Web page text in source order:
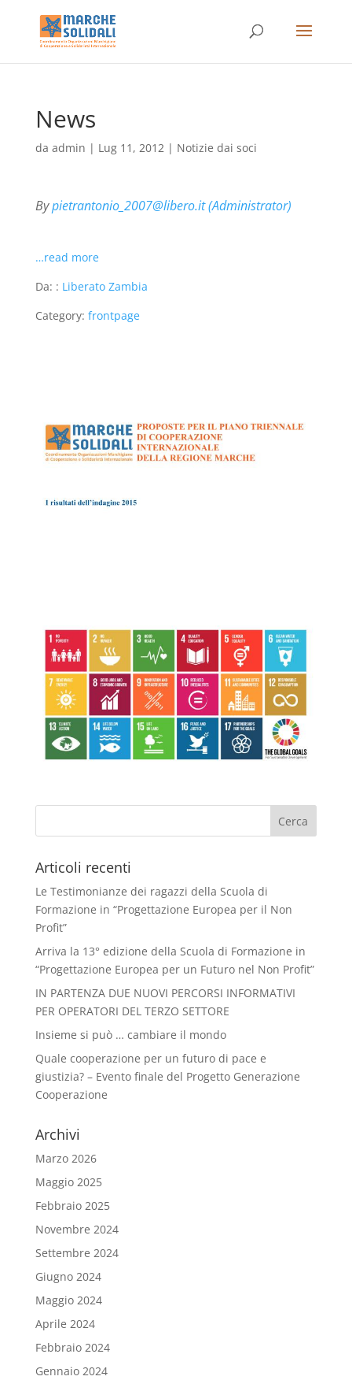
News
da admin | Lug 11, 2012| Notizie dai soci
Bypietrantonio_2007@libero.it (Administrator)
…read more
Da: : Liberato Zambia
Category: frontpage
Articoli recenti
Le Testimonianze dei ragazzi della Scuola di
Formazione in “Progettazione Europea per il Non
Profit”
Arriva la 13° edizione della Scuola di Formazione in
“Progettazione Europea per un Futuro nel Non Profit”
IN PARTENZA DUE NUOVI PERCORSI INFORMATIVI
PER OPERATORI DEL TERZO SETTORE
Insieme si può … cambiare il mondo
Quale cooperazione per un futuro di pace e
giustizia? – Evento finale del Progetto Generazione
Cooperazione
Archivi
Marzo 2026
Maggio 2025
Febbraio 2025
Novembre 2024
Settembre 2024
Giugno 2024
Maggio 2024
Aprile 2024
Febbraio 2024
Gennaio 2024